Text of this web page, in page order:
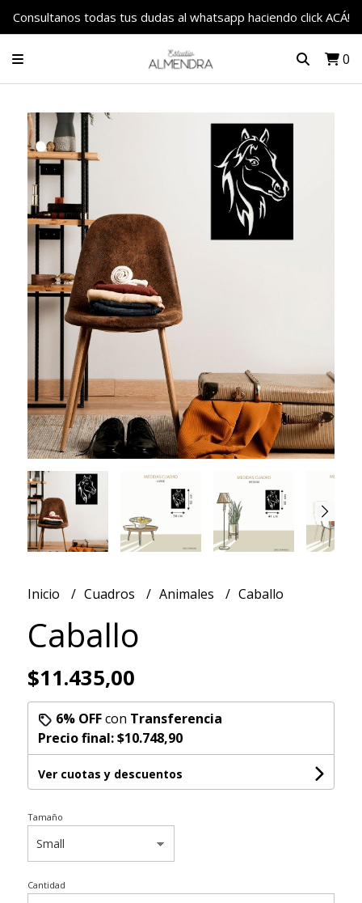
Consultanos todas tus dudas al whatsapp haciendo click ACÁ!
0
Inicio Cuadros Animales Caballo
Caballo
$11.435,00
6% OFFcon Transferencia
Precio final:$10.748,90
Ver cuotas y descuentos
Tamaño
Cantidad